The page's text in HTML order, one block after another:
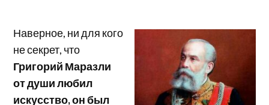
Наверное, ни для кого
не секрет, что
Григорий Маразли
от души любил
искусство, он был